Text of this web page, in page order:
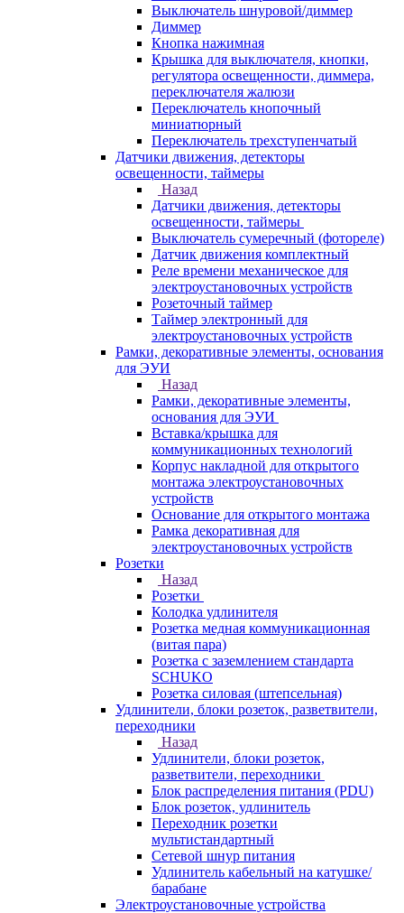
Выключатель шнуровой/диммер
Диммер
Кнопка нажимная
Крышка для выключателя, кнопки,
регулятора освещенности, диммера,
переключателя жалюзи
Переключатель кнопочный
миниатюрный
Переключатель трехступенчатый
Датчики движения, детекторы
освещенности, таймеры
Назад
Датчики движения, детекторы
освещенности, таймеры
Выключатель сумеречный (фотореле)
Датчик движения комплектный
Реле времени механическое для
электроустановочных устройств
Розеточный таймер
Таймер электронный для
электроустановочных устройств
Рамки, декоративные элементы, основания
для ЭУИ
Назад
Рамки, декоративные элементы,
основания для ЭУИ
Вставка/крышка для
коммуникационных технологий
Корпус накладной для открытого
монтажа электроустановочных
устройств
Основание для открытого монтажа
Рамка декоративная для
электроустановочных устройств
Розетки
Назад
Розетки
Колодка удлинителя
Розетка медная коммуникационная
(витая пара)
Розетка с заземлением стандарта
SCHUKO
Розетка силовая (штепсельная)
Удлинители, блоки розеток, разветвители,
переходники
Назад
Удлинители, блоки розеток,
разветвители, переходники
Блок распределения питания (PDU)
Блок розеток, удлинитель
Переходник розетки
мультистандартный
Сетевой шнур питания
Удлинитель кабельный на катушке/
барабане
Электроустановочные устройства